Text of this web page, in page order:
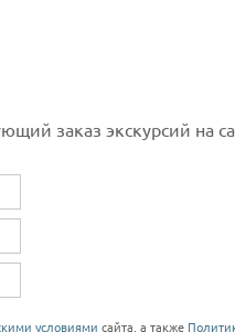
заказ экскурсий на
условиями сайта, а также